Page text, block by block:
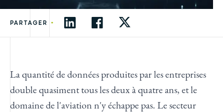
PARTAGER •
La quantité de données produites par les entreprises
double quasiment tous les deux à quatre ans, et le
domaine de l'aviation n'y échappe pas. Le secteur